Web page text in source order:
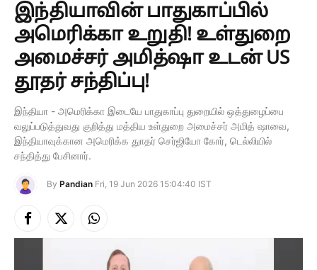
இந்தியாவின் பாதுகாப்பில்
அமெரிக்கா உறுதி! உள்துறை
அமைச்சர் அமித்ஷா உடன் US
தூதர் சந்திப்பு!
இந்தியா - அமெரிக்கா இடையே பாதுகாப்பு துறையில் ஒத்துழைப்பை
வலுப்படுத்துவது குறித்து மத்திய உள்துறை அமைச்சர் அமித் ஷாவை,
இந்தியாவுக்கான அமெரிக்க துாதர் செர்ஜியோ கோர், டெல்லியில்
சந்தித்து பேசினார்.
By Pandian Fri, 19 Jun 2026 15:04:40 IST
Facebook
X
Instagram